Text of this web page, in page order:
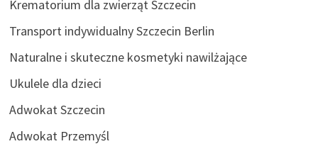
Krematorium dla zwierząt Szczecin
Transport indywidualny Szczecin Berlin
Naturalne i skuteczne kosmetyki nawilżające
Ukulele dla dzieci
Adwokat Szczecin
Adwokat Przemyśl